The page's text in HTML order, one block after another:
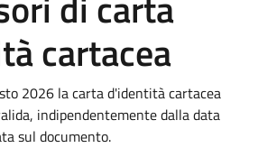
cartacea
2026 la carta d'identità cartacea
indipendentemente dalla data
sul documento.